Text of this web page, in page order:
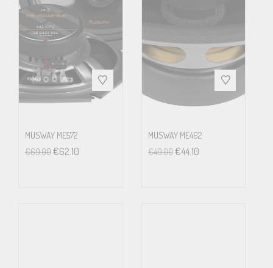
MUSWAY ME572
€69.00€62.10
MUSWAY ME462
€49.00 €44.10